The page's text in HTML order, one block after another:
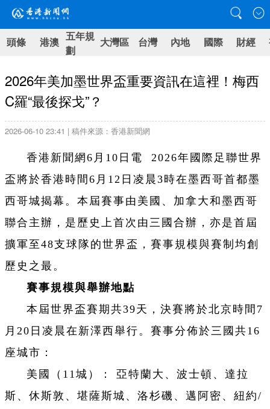
頭條 港澳 五年規
劃
大灣區 台灣 內地 國際 財經
2026年美加墨世界盃重要資訊在這裡！梅西
C羅“最後探戈”？
2026-06-10 23:41 | 稿件來源：香港新聞網
香港新聞網6月10日電 2026年國際足聯世界
盃將於香港時間6月12日凌晨3時在墨西哥首都墨
西哥城揭幕。本屆賽事由美國、加拿大和墨西哥
聯合主辦，是歷史上首次由三國合辦，亦是首屆
擴軍至48支球隊的世界盃，賽事規模與賽制均創
歷史之最。
賽事規模與舉辦地點
本屆世界盃賽期共39天，決賽將於北京時間7
月20日凌晨在新澤西舉行。賽事分佈於三國共16
座城市：
美國（11城）： 亞特蘭大、波士頓、達拉
斯、休斯敦、堪薩斯城、洛杉磯、邁阿密、紐約/